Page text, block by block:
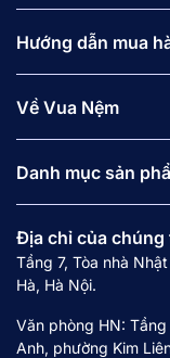
Hướng dẫn mua
Về Vua Nệm
Danh mục sản
Địa chỉ của chúng
Tầng 7, Tòa nhà
Hà, Hà Nội.
Văn phòng HN: Tầng
Anh, phường Kim